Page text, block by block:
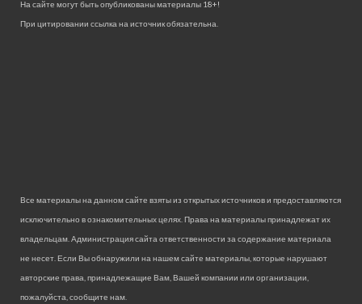
На сайте могут быть опубликованы материалы 18+!
При цитировании ссылка на источник обязательна.
Все материалы на данном сайте взяты из открытых источников и предоставляются
исключительно в ознакомительных целях. Права на материалы принадлежат их
владельцам. Администрация сайта ответственности за содержание материала
не несет. Если Вы обнаружили на нашем сайте материалы, которые нарушают
авторские права, принадлежащие Вам, Вашей компании или организации,
пожалуйста, сообщите нам.